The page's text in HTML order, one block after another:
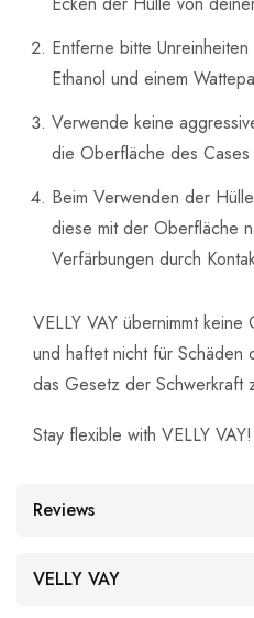
Entferne bitte
Ethanol und einem
Verwende keine
die Oberfläche des
Beim Verwenden der
diese mit der Oberfläche
Verfärbungen durch
VELLY VAY übernimmt
und haftet nicht für Schäden
das Gesetz der Schwerkraft
Stay flexible with VELLY VAY!
Reviews
VELLY VAY